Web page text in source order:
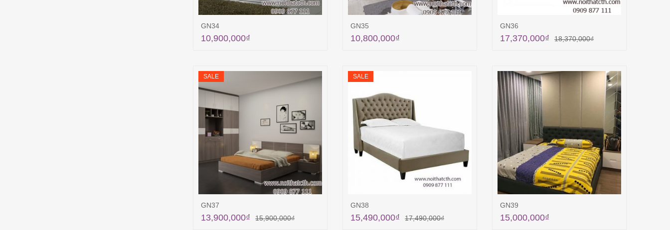
GN34
10,900,000₫
GN35
10,800,000₫
GN36
18,370,000₫
17,370,000₫
SALE
GN37
15,900,000₫
13,900,000₫
SALE
GN38
17,490,000₫
15,490,000₫
GN39
15,000,000₫